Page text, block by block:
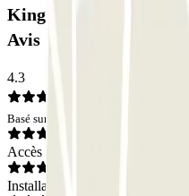
Kingparking Trapani -
Avis
4.3
Basé sur 1 avis
Accès
Installations